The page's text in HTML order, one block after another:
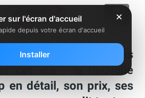
nouveautés que vous
cet été : la nouvelle
en détail, son prix, ses
✕
sur l'écran d'accueil
depuis votre écran d'accueil
Installer